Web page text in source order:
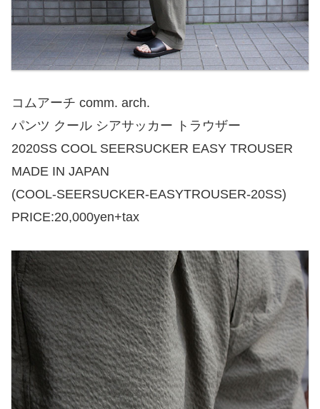
コムアーチ comm. arch.
パンツ クール シアサッカー トラウザー
2020SS COOL SEERSUCKER EASY TROUSER
MADE IN JAPAN
(COOL-SEERSUCKER-EASYTROUSER-20SS)
PRICE:20,000yen+tax